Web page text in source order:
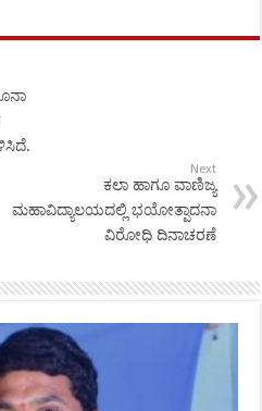
Next
ಕಲಾ ಹಾಗೂ ವಾಣಿಜ್ಯ
ಮಹಾವಿದ್ಯಾಲಯದಲ್ಲಿ ಭಯೋತ್ಪಾದನಾ
ವಿರೋಧಿ ದಿನಾಚರಣೆ